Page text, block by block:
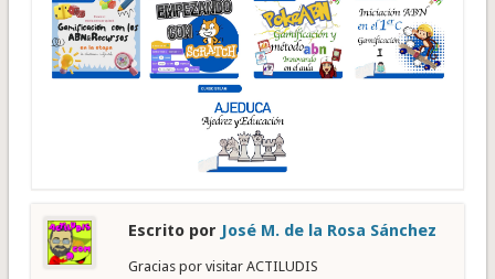
Escrito por José M. de la Rosa Sánchez
Gracias por visitar ACTILUDIS